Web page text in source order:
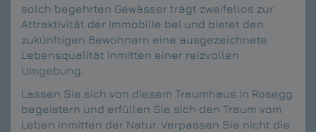
solch begehrten Gewässer trägt zweifellos zur
Attraktivität der Immobilie bei und bietet den
zukünftigen Bewohnern eine ausgezeichnete
Lebensqualität inmitten einer reizvollen
Umgebung.
Lassen Sie sich von diesem Traumhaus in Rosegg
begeistern und erfüllen Sie sich den Traum vom
Leben inmitten der Natur. Verpassen Sie nicht die